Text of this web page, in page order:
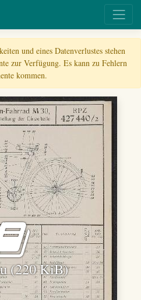
und eines Datenverlustes stehen
zur Verfügung. Es kann zu Fehlern
kommen.
(220 KiB)